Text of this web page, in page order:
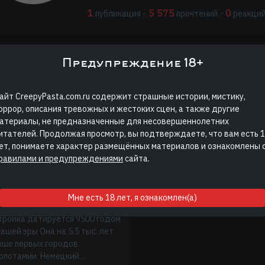
1 публикация 5 575 прочтений 0 реакций
истории автора
В Турции найден
Стоунхенджа
датируется 9500 годом
эры Она на 5,5 тыс. лет
первых городов
Немецкий…
Предупреждение 18+
CreepyPasta.com.ru содержит страшные истории, мистику,
описания тревожных и жестоких сцен, а также другие
не предназначенные для несовершеннолетних
Продолжая просмотр, вы подтверждаете, что вам есть
понимаете характер размещённых материалов и ознакомлены
и предупреждениями сайта.
Мне есть 18 лет, я ознакомлен(а)